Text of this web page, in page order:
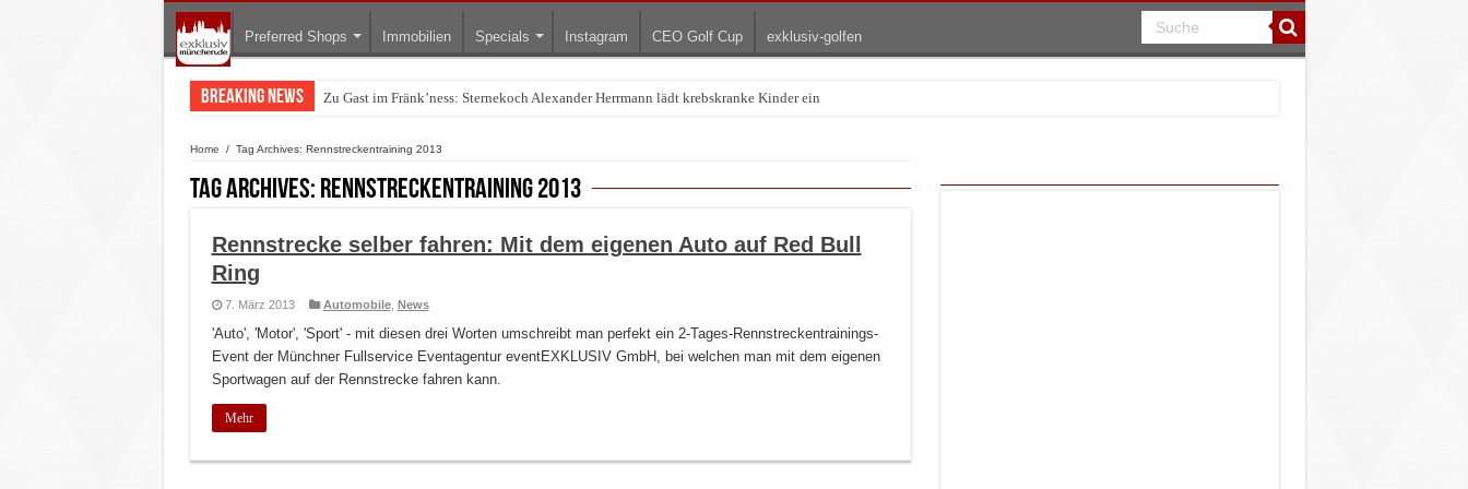
Preferred Shops Immobilien Specials Instagram CEO Golf Cup exklusiv-golfen
Breaking News Zu Gast im Fränk’ness: Sternekoch Alexander Herrmann lädt krebskranke Kinder ein
Home / Tag Archives: Rennstreckentraining 2013
Tag Archives: Rennstreckentraining 2013
Rennstrecke selber fahren: Mit dem eigenen Auto auf Red Bull
Ring
7. März 2013 Automobile, News
'Auto', 'Motor', 'Sport' - mit diesen drei Worten umschreibt man perfekt ein 2-Tages-Rennstreckentrainings-
Event der Münchner Fullservice Eventagentur eventEXKLUSIV GmbH, bei welchen man mit dem eigenen
Sportwagen auf der Rennstrecke fahren kann.
Mehr